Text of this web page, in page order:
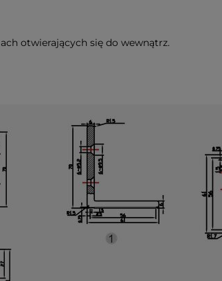
otwierających się do wewnątrz.